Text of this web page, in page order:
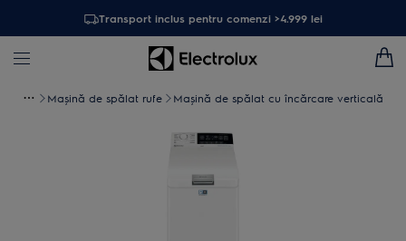
Transport inclus pentru comenzi >4.999 lei
Maşină de spălat rufe Mașină de spălat cu încărcare verticală